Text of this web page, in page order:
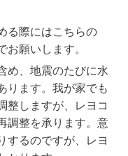
る際にはこちらの
お願いします。
め、地震のたびに水
ります。我が家でも
整しますが、レヨコ
調整を承ります。意
するのですが、レヨ